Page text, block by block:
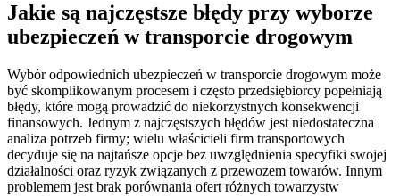
Jakie są najczęstsze błędy przy wyborze
ubezpieczeń w transporcie drogowym
Wybór odpowiednich ubezpieczeń w transporcie drogowym może
być skomplikowanym procesem i często przedsiębiorcy popełniają
błędy, które mogą prowadzić do niekorzystnych konsekwencji
finansowych. Jednym z najczęstszych błędów jest niedostateczna
analiza potrzeb firmy; wielu właścicieli firm transportowych
decyduje się na najtańsze opcje bez uwzględnienia specyfiki swojej
działalności oraz ryzyk związanych z przewozem towarów. Innym
problemem jest brak porównania ofert różnych towarzystw